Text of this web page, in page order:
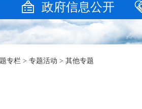
政府信息公开
专栏 > 专题活动 > 其他专题